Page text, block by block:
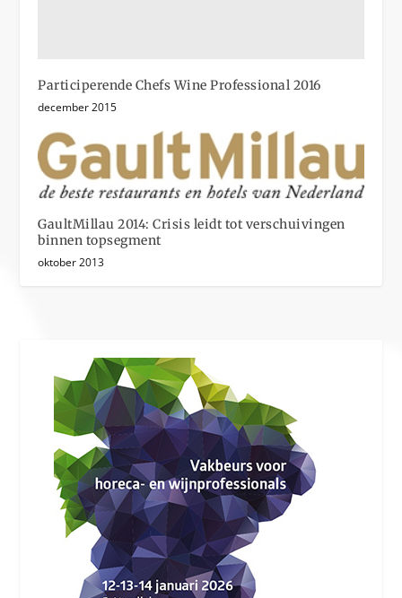
Participerende Chefs Wine Professional 2016
december 2015
GaultMillau 2014: Crisis leidt tot verschuivingen
binnen topsegment
oktober 2013